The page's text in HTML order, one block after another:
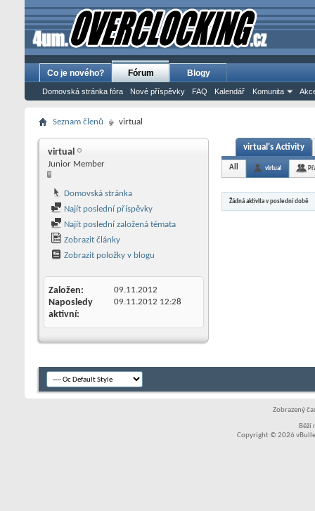
Co je nového? Fórum
Domovská stránka fóra Nové příspěvky FAQ Kalendář Komunita
Blogy
Seznam členů virtual
virtual
Junior Member
Domovská stránka
Najít poslední příspěvky
Najít poslední založená témata
Zobrazit články
Zobrazit položky v blogu
Založen 09.11.2012
Naposledy
aktivní
09.11.2012 12:28
virtual's Activity
All virtual
Žádná aktivita v poslední době
Zobrazený
Běží
Copyright © 2026